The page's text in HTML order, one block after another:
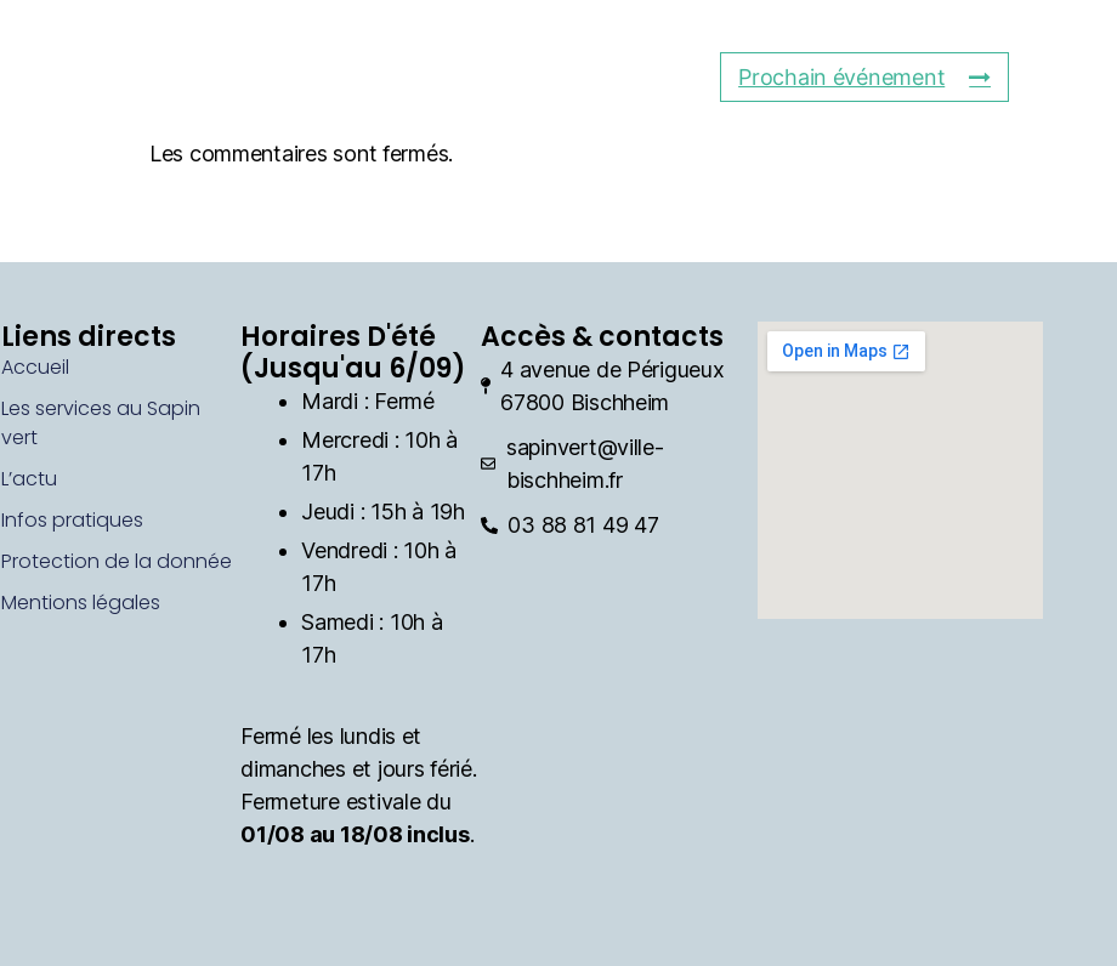
Prochain événement
Les commentaires sont fermés.
Liens directs
Accueil
Les services au Sapin
vert
L’actu
Infos pratiques
Protection de la donnée
Mentions légales
Horaires D'été
(Jusqu'au 6/09)
Mardi : Fermé
Mercredi : 10h à
17h
Jeudi : 15h à 19h
Vendredi : 10h à
17h
Samedi : 10h à
17h
Fermé les lundis et
dimanches et jours férié.
Fermeture estivale du
01/08 au 18/08 inclus.
Accès & contacts
4 avenue de Périgueux
67800 Bischheim
sapinvert@ville-
bischheim.fr
03 88 81 49 47